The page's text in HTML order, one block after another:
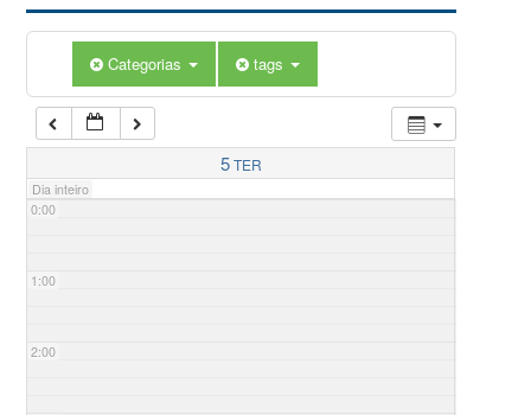
Categorias tags
5TER
Dia inteiro
0:00
1:00
2:00